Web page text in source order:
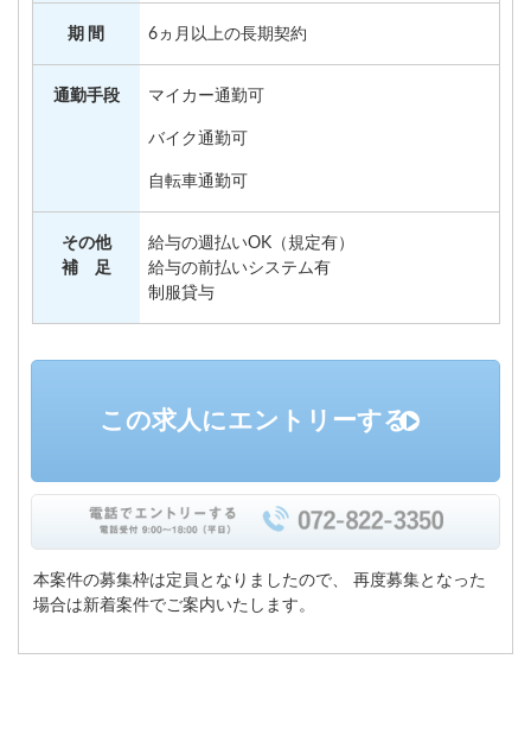
期 間 6ヵ月以上の長期契約
通勤手段 マイカー通勤可
バイク通勤可
自転車通勤可
その他
補 足
給与の週払いOK（規定有）
給与の前払いシステム有
制服貸与
この求人にエントリーする
本案件の募集枠は定員となりましたので、
再度募集となった
場合は新着案件でご案内いたします。